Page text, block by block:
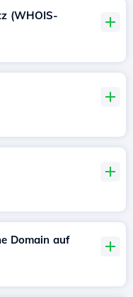
(WHOIS-
Domain auf